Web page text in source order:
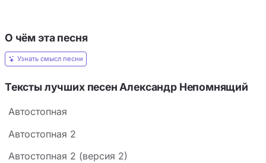
О чём эта песня
Узнать смысл песни
Тексты лучших песен Александр Непомнящий
Автостопная
Автостопная 2
Автостопная 2 (версия 2)